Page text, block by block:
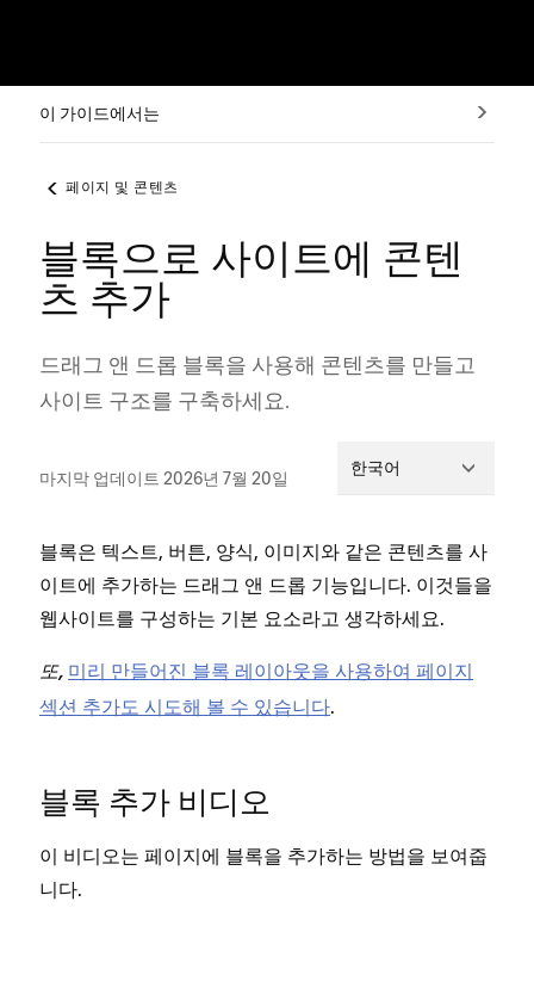
이 가이드에서는
페이지 및 콘텐츠
블록으로 사이트에 콘텐
츠 추가
드래그 앤 드롭 블록을 사용해 콘텐츠를 만들고
사이트 구조를 구축하세요.
마지막 업데이트 2026년 7월 20일 한국어
블록은 텍스트, 버튼, 양식, 이미지와 같은 콘텐츠를 사
이트에 추가하는 드래그 앤 드롭 기능입니다. 이것들을
웹사이트를 구성하는 기본 요소라고 생각하세요.
또, 미리 만들어진 블록 레이아웃을 사용하여 페이지
섹션 추가도 시도해 볼 수 있습니다.
블록 추가 비디오
이 비디오는 페이지에 블록을 추가하는 방법을 보여줍
니다.